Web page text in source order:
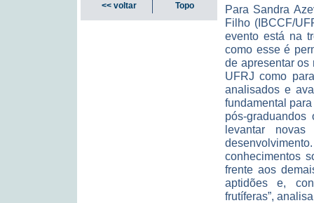
Para Sandra
Filho (IBCCF/
evento está na
como esse é
de apresentar os
UFRJ como
analisados e
fundamental
pós-
levantar
conhecimentos
frente aos
aptidões e,
frutíferas”,
<< voltar Topo